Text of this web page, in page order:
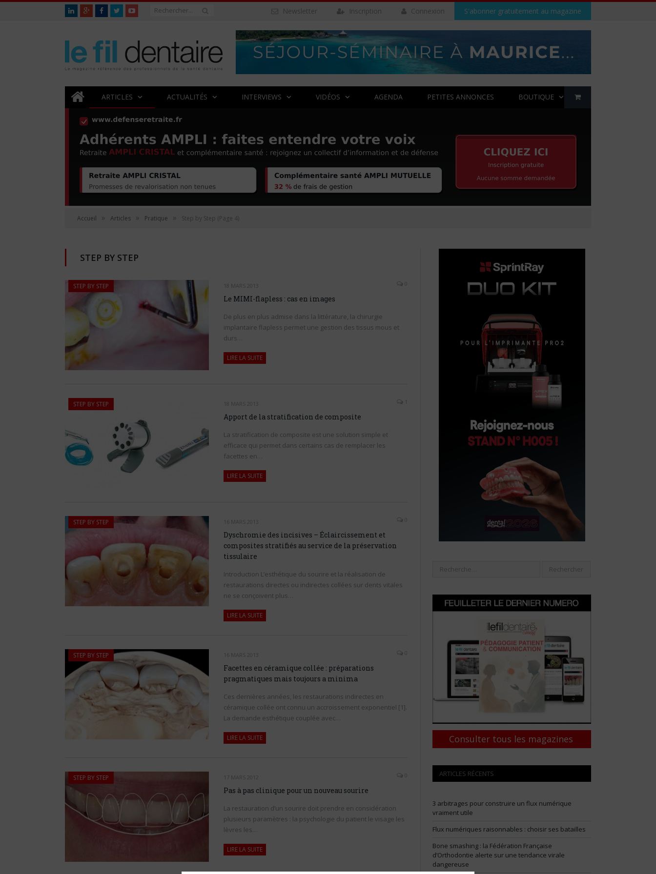
S'abonner gratuitement au magazine
Connexion
Inscription
Newsletter
ARTICLES ACTUALITÉS INTERVIEWS VIDÉOS AGENDA PETITES ANNONCES BOUTIQUE
Accueil » Articles » Pratique » Step by Step (Page 4)
STEP BY STEP
STEP BY STEP 18 MARS 2013 0
Le MIMI-flapless : cas en images
De plus en plus admise dans la littérature, la chirurgie
implantaire flapless permet une gestion des tissus mous et
durs…
LIRE LA SUITE
STEP BY STEP 18 MARS 2013 1
Apport de la stratification de composite
La stratification de composite est une solution simple et
efficace qui permet dans certains cas de remplacer les
facettes en…
LIRE LA SUITE
STEP BY STEP 16 MARS 2013 0
Dyschromie des incisives – Éclaircissement et
composites stratifiés au service de la préservation
tissulaire
Introduction L’esthétique du sourire et la réalisation de
restaurations directes ou indirectes collées sur dents vitales
ne se conçoivent plus…
LIRE LA SUITE
STEP BY STEP 16 MARS 2013 0
Facettes en céramique collée : préparations
pragmatiques mais toujours a minima
Ces dernières années, les restaurations indirectes en
céramique collée ont connu un accroissement exponentiel [1].
La demande esthétique couplée avec…
LIRE LA SUITE
STEP BY STEP 17 MARS 2012 0
Pas à pas clinique pour un nouveau sourire
La restauration d’un sourire doit prendre en considération
plusieurs paramètres : la psychologie du patient le visage les
lèvres les…
LIRE LA SUITE
Consulter tous les magazines
ARTICLES RÉCENTS
3 arbitrages pour construire un flux numérique
vraiment utile
Flux numériques raisonnables : choisir ses batailles
Bone smashing : la Fédération Française
d’Orthodontie alerte sur une tendance virale
dangereuse